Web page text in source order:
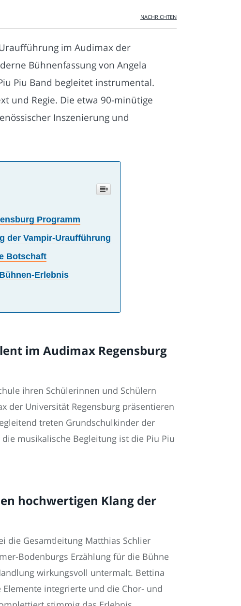
NACHRICHTEN
im Audimax der
Bühnenfassung von Angela
Piu Band begleitet instrumental.
und Regie. Die etwa 90-minütige
Inszenierung und
Programm
der Vampir-Uraufführung
Botschaft
Erlebnis
im Audimax Regensburg
ihren Schülerinnen und Schülern
der Universität Regensburg präsentieren
treten Grundschulkinder der
musikalische Begleitung ist die Piu Piu
hochwertigen Klang der
die Gesamtleitung Matthias Schlier
Bodenburgs Erzählung für die Bühne
wirkungsvoll untermalt. Bettina
integrierte und die Chor- und